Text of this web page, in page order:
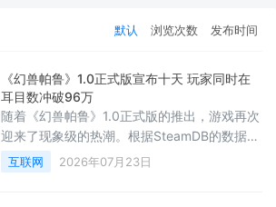
默认 浏览次数 发布时间
《幻兽帕鲁》1.0正式版宣布十天 玩家同时在
耳目数冲破96万
随着《幻兽帕鲁》1.0正式版的推出，游戏再次
迎来了现象级的热潮。根据SteamDB的数据显
示，在7月19日——即版本发布近两周后，该
作的最高同时在线人数达到了961，867人。
互联网 2026年07月23日